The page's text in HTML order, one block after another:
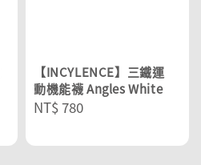
【INCYLENCE】三鐵運
動機能襪 Angles White
Regular
NT$ 780